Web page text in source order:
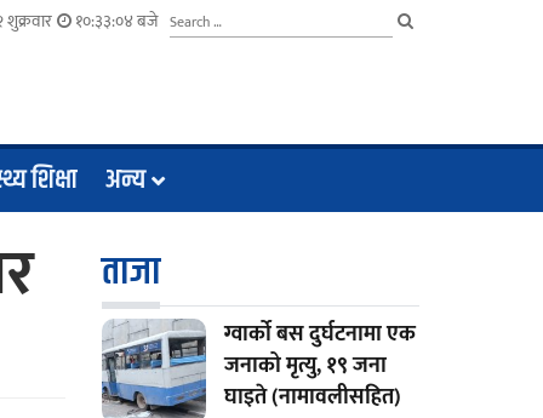
१०:३३:०५ बजे
शिक्षा अन्य
ताजा
ग्वार्को बस दुर्घटनामा एक
जनाको मृत्यु, १९ जना
घाइते (नामावलीसहित)